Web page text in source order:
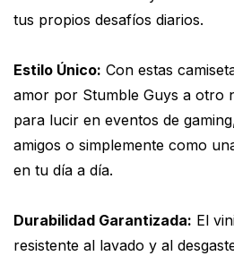
tus propios desafíos diarios.
Estilo Único: Con estas
amor por Stumble Guys a otro
para lucir en eventos de
amigos o simplemente como
en tu día a día.
Durabilidad Garantizada: El
resistente al lavado y al